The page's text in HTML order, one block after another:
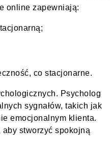
online zapewniają:
co stacjonarne.
Psycholog
sygnałów, takich jak
emocjonalnym klienta.
stworzyć spokojną